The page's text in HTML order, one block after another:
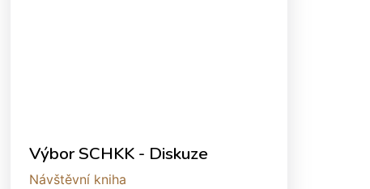
Výbor SCHKK - Diskuze
Návštěvní kniha